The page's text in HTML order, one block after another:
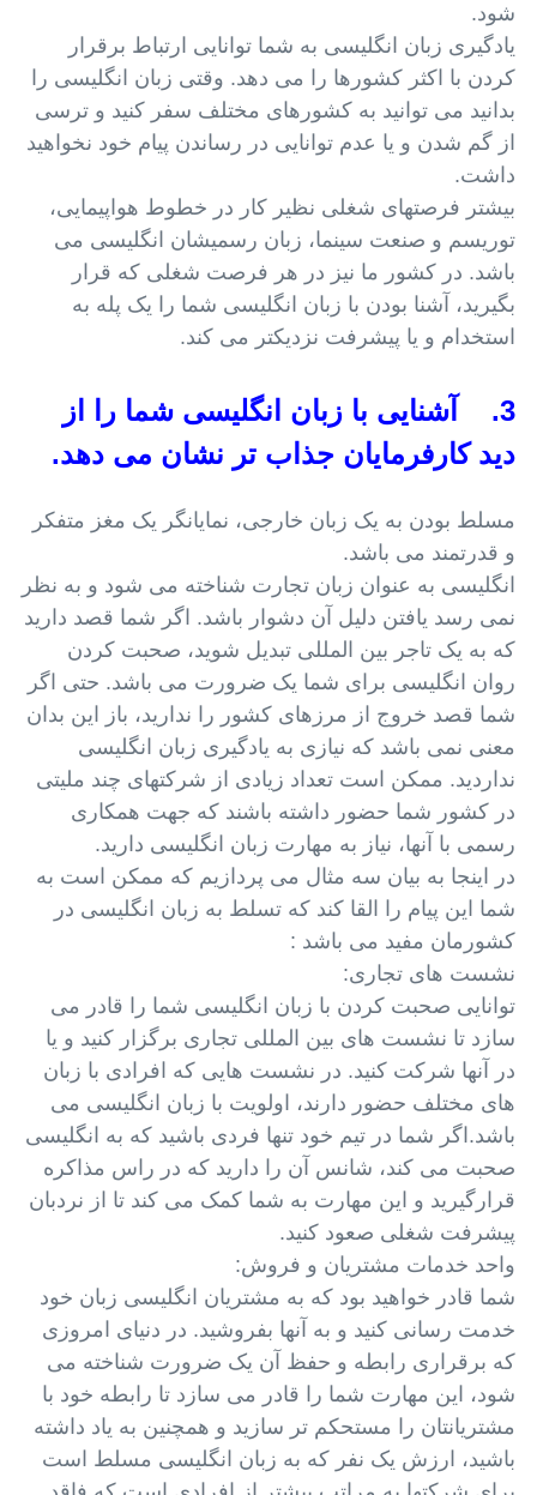
شود.
یادگیری زبان انگلیسی به شما توانایی ارتباط برقرار
کردن با اکثر کشورها را می دهد. وقتی زبان انگلیسی را
بدانید می توانید به کشورهای مختلف سفر کنید و ترسی
از گم شدن و یا عدم توانایی در رساندن پیام خود نخواهید
داشت.
بیشتر فرصتهای شغلی نظیر کار در خطوط هواپیمایی،
توریسم و صنعت سینما، زبان رسمیشان انگلیسی می
باشد. در کشور ما نیز در هر فرصت شغلی که قرار
بگیرید، آشنا بودن با زبان انگلیسی شما را یک پله به
استخدام و یا پیشرفت نزدیکتر می کند.
3. آشنایی با زبان انگلیسی شما را از
دید کارفرمایان جذاب تر نشان می دهد.
مسلط بودن به یک زبان خارجی، نمایانگر یک مغز متفکر
و قدرتمند می باشد.
انگلیسی به عنوان زبان تجارت شناخته می شود و به نظر
نمی رسد یافتن دلیل آن دشوار باشد. اگر شما قصد دارید
که به یک تاجر بین المللی تبدیل شوید، صحبت کردن
روان انگلیسی برای شما یک ضرورت می باشد. حتی اگر
شما قصد خروج از مرزهای کشور را ندارید، باز این بدان
معنی نمی باشد که نیازی به یادگیری زبان انگلیسی
نداردید. ممکن است تعداد زیادی از شرکتهای چند ملیتی
در کشور شما حضور داشته باشند که جهت همکاری
رسمی با آنها، نیاز به مهارت زبان انگلیسی دارید.
در اینجا به بیان سه مثال می پردازیم که ممکن است به
شما این پیام را القا کند که تسلط به زبان انگلیسی در
کشورمان مفید می باشد :
نشست های تجاری:
توانایی صحبت کردن با زبان انگلیسی شما را قادر می
سازد تا نشست های بین المللی تجاری برگزار کنید و یا
در آنها شرکت کنید. در نشست هایی که افرادی با زبان
های مختلف حضور دارند، اولویت با زبان انگلیسی می
باشد.اگر شما در تیم خود تنها فردی باشید که به انگلیسی
صحبت می کند، شانس آن را دارید که در راس مذاکره
قرارگیرید و این مهارت به شما کمک می کند تا از نردبان
پیشرفت شغلی صعود کنید.
واحد خدمات مشتریان و فروش:
شما قادر خواهید بود که به مشتریان انگلیسی زبان خود
خدمت رسانی کنید و به آنها بفروشید. در دنیای امروزی
که برقراری رابطه و حفظ آن یک ضرورت شناخته می
شود، این مهارت شما را قادر می سازد تا رابطه خود با
مشتریانتان را مستحکم تر سازید و همچنین به یاد داشته
باشید، ارزش یک نفر که به زبان انگلیسی مسلط است